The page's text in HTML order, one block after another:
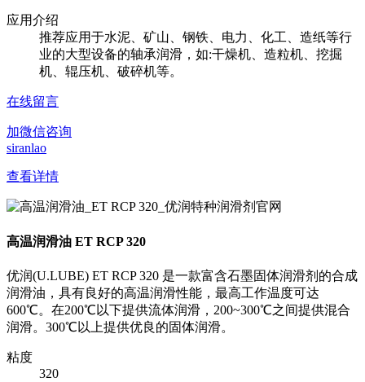
应用介绍
推荐应用于水泥、矿山、钢铁、电力、化工、造纸等行
业的大型设备的轴承润滑，如:干燥机、造粒机、挖掘
机、辊压机、破碎机等。
在线留言
加微信咨询
siranlao
查看详情
高温润滑油 ET RCP 320
优润(U.LUBE) ET RCP 320 是一款富含石墨固体润滑剂的合成
润滑油，具有良好的高温润滑性能，最高工作温度可达
600℃。在200℃以下提供流体润滑，200~300℃之间提供混合
润滑。300℃以上提供优良的固体润滑。
粘度
320